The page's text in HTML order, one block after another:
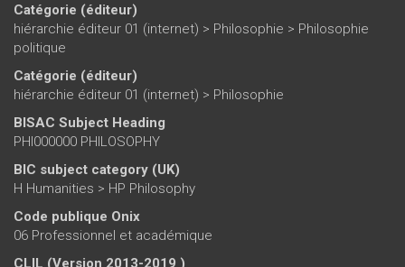
Catégorie (éditeur)
hiérarchie éditeur 01 (internet) > Philosophie > Philosophie
politique
Catégorie (éditeur)
hiérarchie éditeur 01 (internet) > Philosophie
BISAC Subject Heading
PHI000000 PHILOSOPHY
BIC subject category (UK)
H Humanities > HP Philosophy
Code publique Onix
06 Professionnel et académique
CLIL (Version 2013-2019 )